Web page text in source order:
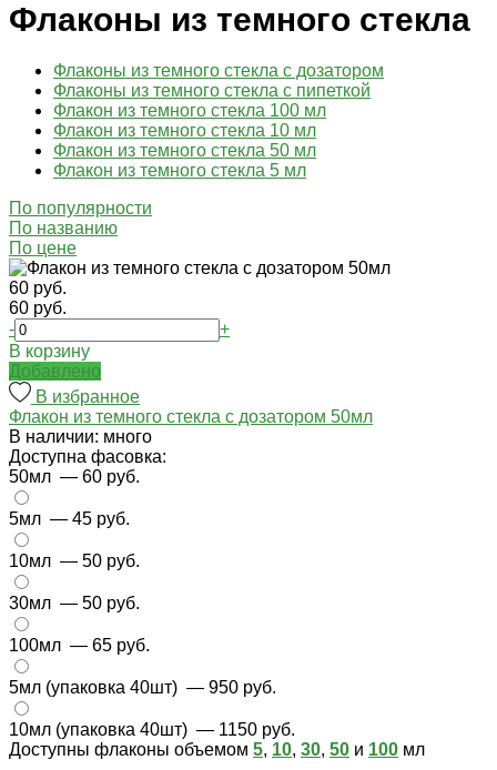
Флаконы из темного стекла
Флаконы из темного стекла с дозатором
Флаконы из темного стекла с пипеткой
Флакон из темного стекла 100 мл
Флакон из темного стекла 10 мл
Флакон из темного стекла 50 мл
Флакон из темного стекла 5 мл
По популярности
По названию
По цене
60 руб.
60 руб.
-
+
В корзину
Добавлено
В избранное
Флакон из темного стекла с дозатором 50мл
В наличии: много
Доступна фасовка:
50мл — 60 руб.
5мл — 45 руб.
10мл — 50 руб.
30мл — 50 руб.
100мл — 65 руб.
5мл (упаковка 40шт) — 950 руб.
10мл (упаковка 40шт) — 1150 руб.
Доступны флаконы объемом 5, 10, 30, 50 и 100 мл